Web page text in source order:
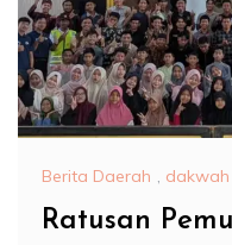
Berita Daerah , dakwah
Ratusan